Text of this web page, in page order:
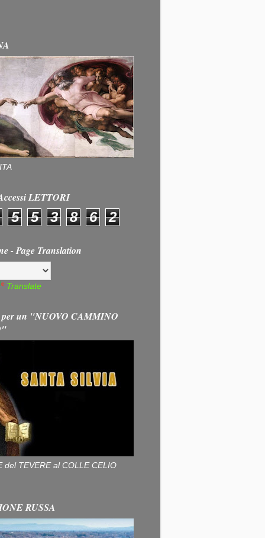
LETTORI
5 5 3 8 6 2
- Page Translation
Translate
per un "NUOVO CAMMINO
del TEVERE al COLLE CELIO
RUSSA